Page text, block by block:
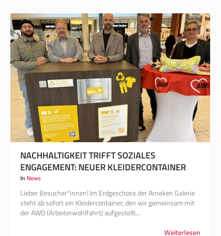
NACHHALTIGKEIT TRIFFT SOZIALES
ENGAGEMENT: NEUER KLEIDERCONTAINER
In News
Lieber Besucher*innen! Im Erdgeschoss der Arneken Galerie
steht ab sofort ein Kleidercontainer, den wir gemeinsam mit
der AWO (Arbeiterwohlfahrt) aufgestellt...
Weiterlesen